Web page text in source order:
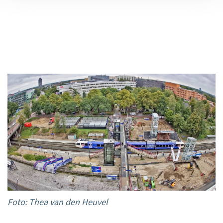
Foto: Thea van den Heuvel